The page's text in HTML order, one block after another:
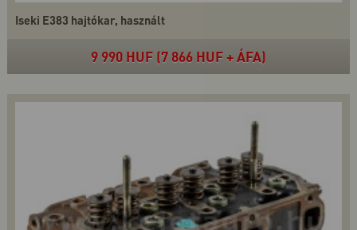
Iseki E383 hajtókar, használt
9 990 HUF (7 866 HUF + ÁFA)